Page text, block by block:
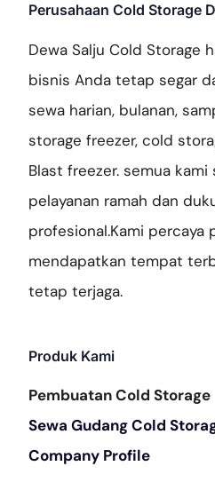
Perusahaan Cold Storage
Dewa Salju Cold Storage
bisnis Anda tetap segar
sewa harian, bulanan,
storage freezer, cold
Blast freezer. semua kami
pelayanan ramah dan
profesional.Kami percaya
mendapatkan tempat
tetap terjaga.
Produk Kami
Pembuatan Cold Storage
Sewa Gudang Cold
Company Profile